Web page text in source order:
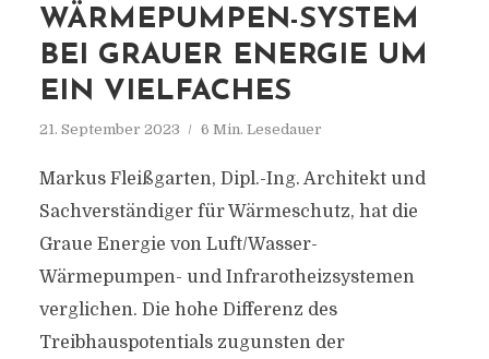
WÄRMEPUMPEN-SYSTEM
BEI GRAUER ENERGIE UM
EIN VIELFACHES
21. September 2023 6 Min. Lesedauer
Markus Fleißgarten, Dipl.-Ing. Architekt und
Sachverständiger für Wärmeschutz, hat die
Graue Energie von Luft/Wasser-
Wärmepumpen- und Infrarotheizsystemen
verglichen. Die hohe Differenz des
Treibhauspotentials zugunsten der